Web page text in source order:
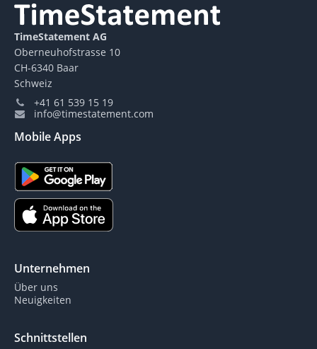
TimeStatement AG
Oberneuhofstrasse 10
CH-6340 Baar
Schweiz
+41 61 539 15 19
info@timestatement.com
Mobile Apps
Unternehmen
Über uns
Neuigkeiten
Schnittstellen